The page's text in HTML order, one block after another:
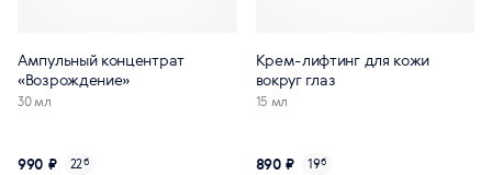
Ампульный концентрат
«Возрождение»
30 мл
990 ₽ 22б
Крем-лифтинг для кожи
вокруг глаз
15 мл
890 ₽ 19б